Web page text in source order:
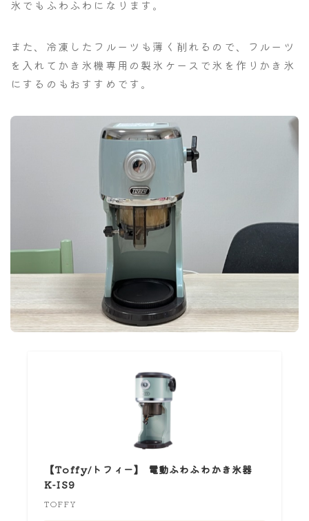
氷でもふわふわになります。
また、冷凍したフルーツも薄く削れるので、フルーツ
を入れてかき氷機専用の製氷ケースで氷を作りかき氷
にするのもおすすめです。
【Toffy/トフィー】 電動ふわふわかき氷器
K-IS9
TOFFY